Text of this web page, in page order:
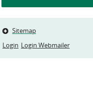
Sitemap
Login Login Webmailer